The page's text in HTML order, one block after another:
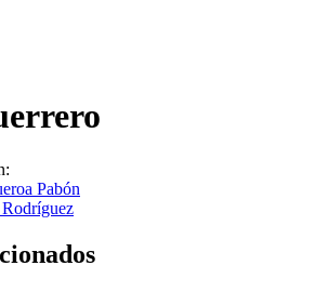
Pabón
Rodríguez